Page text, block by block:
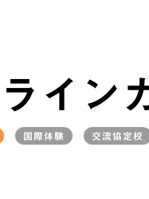
イン
国際体験 交流協定校